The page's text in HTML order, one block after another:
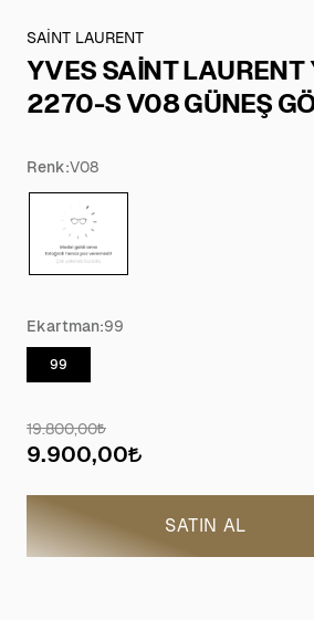
SAİNT LAURENT
YVES SAİNT LAURENT
2270-S V08 GÜNEŞ
Renk:V08
Ekartman:99
99
19.800,00
9.900,00
SATIN AL